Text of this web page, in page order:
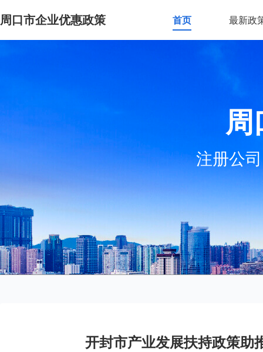
周口市企业优惠政策 首页 最新政
周
注册公
开封市产业发展扶持政策助